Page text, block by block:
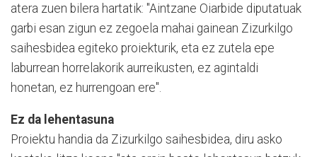
atera zuen bilera hartatik: "Aintzane Oiarbide diputatuak
garbi esan zigun ez zegoela mahai gainean Zizurkilgo
saihesbidea egiteko proiekturik, eta ez zutela epe
laburrean horrelakorik aurreikusten, ez agintaldi
honetan, ez hurrengoan ere".
Ez da lehentasuna
Proiektu handia da Zizurkilgo saihesbidea, diru asko